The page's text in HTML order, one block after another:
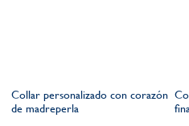
Collar personalizado con corazón
de madreperla